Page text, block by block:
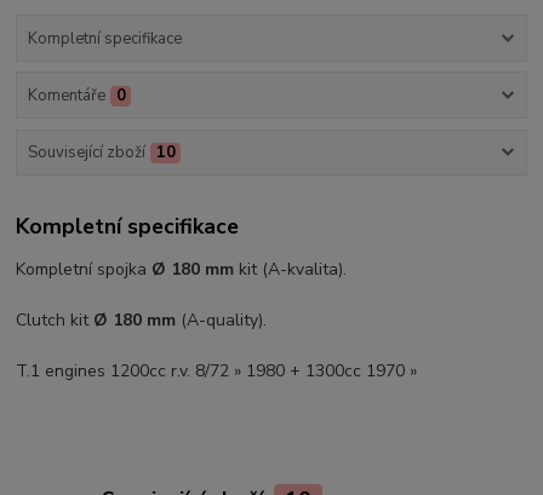
Kompletní specifikace
Komentáře 0
Související zboží 10
Kompletní specifikace
Kompletní spojka Ø 180 mm kit (A-kvalita).
Clutch kit Ø 180 mm (A-quality).
T.1 engines 1200cc r.v. 8/72 » 1980 + 1300cc 1970 »